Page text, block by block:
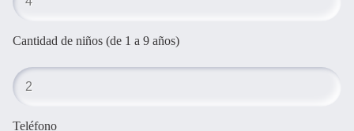
Cantidad de niños (de 1 a 9 años)
Teléfono